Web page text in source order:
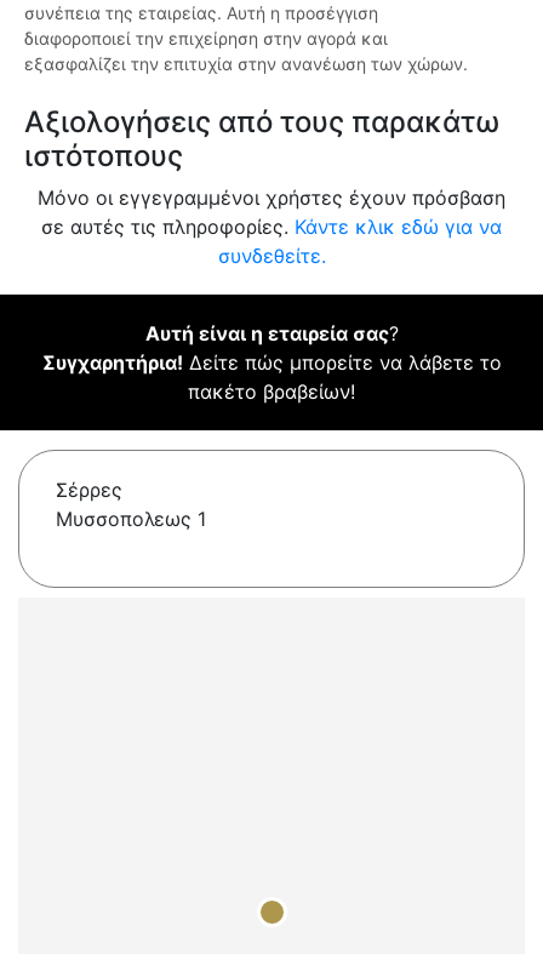
συνέπεια της εταιρείας. Αυτή η προσέγγιση
διαφοροποιεί την επιχείρηση στην αγορά και
εξασφαλίζει την επιτυχία στην ανανέωση των χώρων.
Αξιολογήσεις από τους παρακάτω
ιστότοπους
Μόνο οι εγγεγραμμένοι χρήστες έχουν πρόσβαση
σε αυτές τις πληροφορίες. Κάντε κλικ εδώ για να
συνδεθείτε.
Αυτή είναι η εταιρεία σας?
Συγχαρητήρια! Δείτε πώς μπορείτε να λάβετε το
πακέτο βραβείων!
Σέρρες
Μυσσοπολεως 1